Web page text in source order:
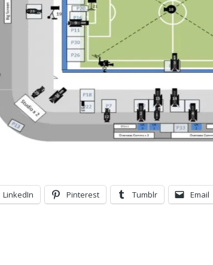
LinkedIn Pinterest Tumblr Email